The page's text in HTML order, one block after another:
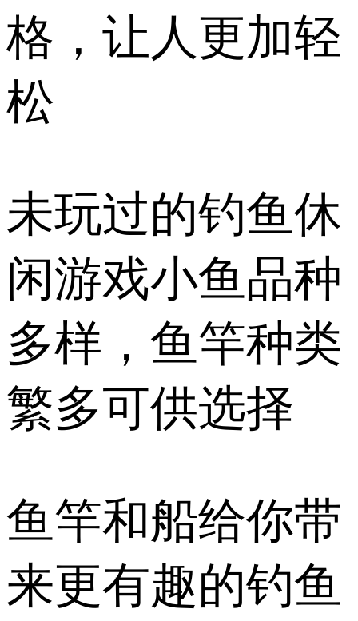
格，让人更加轻
松
未玩过的钓鱼休
闲游戏小鱼品种
多样，鱼竿种类
繁多可供选择
鱼竿和船给你带
来更有趣的钓鱼